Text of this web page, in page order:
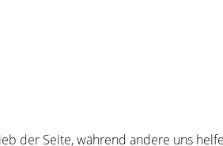
der Seite, während andere uns